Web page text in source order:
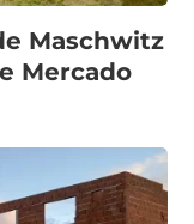
Maschwitz
Mercado